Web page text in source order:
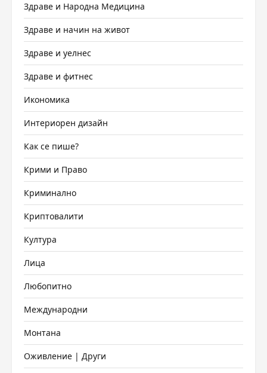
Здраве и Народна Медицина
Здраве и начин на живот
Здраве и уелнес
Здраве и фитнес
Икономика
Интериорен дизайн
Как се пише?
Крими и Право
Криминално
Криптовалити
Култура
Лица
Любопитно
Международни
Монтана
Оживление | Други